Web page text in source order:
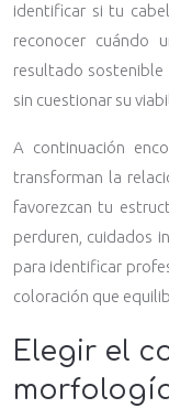
identificar si tu
reconocer cuándo
resultado
sin cuestionar su
A continuación
transforman la
favorezcan tu
perduren, cuidados
para identificar
coloración que
Elegir el